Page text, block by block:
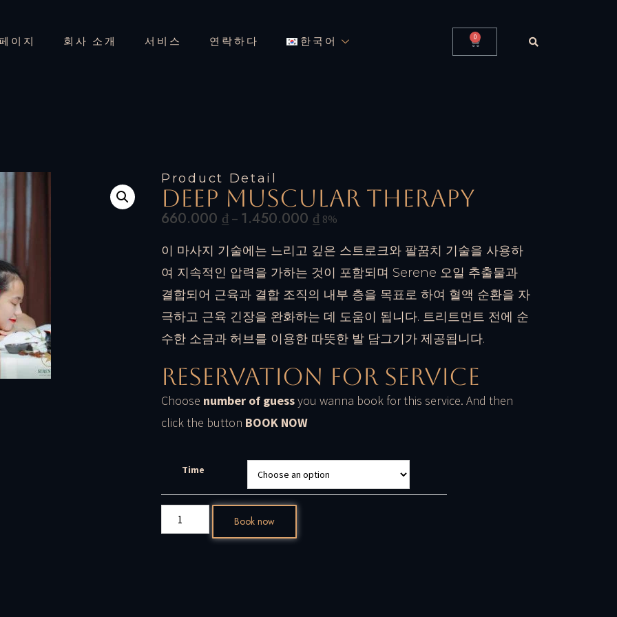
이지 회사 소개 서비스 연락하다 한국어 0
Product Detail
Deep Muscular Therapy
660.000 ₫ – 1.450.000 ₫ 8%
이 마사지 기술에는 느리고 깊은 스트로크와 팔꿈치 기술을 사용하
여 지속적인 압력을 가하는 것이 포함되며 Serene 오일 추출물과
결합되어 근육과 결합 조직의 내부 층을 목표로 하여 혈액 순환을 자
극하고 근육 긴장을 완화하는 데 도움이 됩니다. 트리트먼트 전에 순
수한 소금과 허브를 이용한 따뜻한 발 담그기가 제공됩니다.
Reservation For Service
Choose number of guessyou wanna book for this service. And then
click the button BOOK NOW
Time
Book now